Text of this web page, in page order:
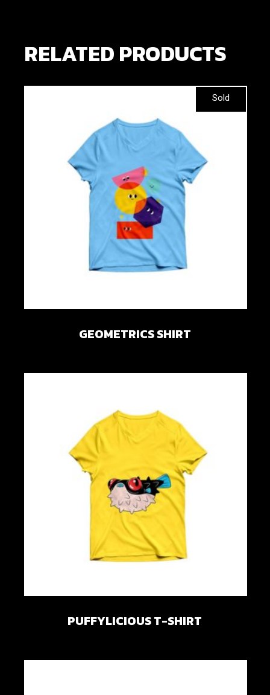
RELATED PRODUCTS
Sold
Add to wishlist
GEOMETRICS SHIRT
Add to wishlist
PUFFYLICIOUS T-SHIRT